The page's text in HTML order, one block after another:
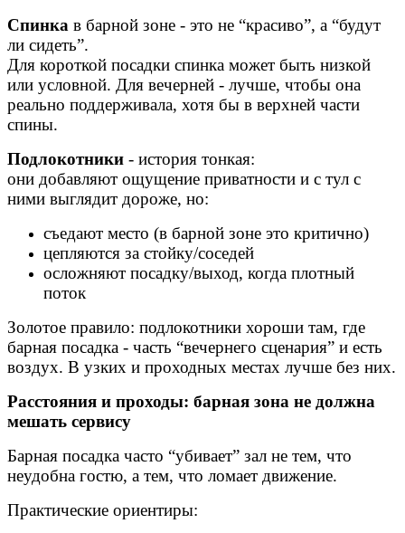
Спинка в барной зоне - это не “красиво”, а “будут
ли сидеть”.
Для короткой посадки спинка может быть низкой
или условной. Для вечерней - лучше, чтобы она
реально поддерживала, хотя бы в верхней части
спины.
Подлокотники - история тонкая:
они добавляют ощущение приватности и с тул с
ними выглядит дороже, но:
съедают место (в барной зоне это критично)
цепляются за стойку/соседей
осложняют посадку/выход, когда плотный
поток
Золотое правило: подлокотники хороши там, где
барная посадка - часть “вечернего сценария” и есть
воздух. В узких и проходных местах лучше без них.
Расстояния и проходы: барная зона не должна
мешать сервису
Барная посадка часто “убивает” зал не тем, что
неудобна гостю, а тем, что ломает движение.
Практические ориентиры: